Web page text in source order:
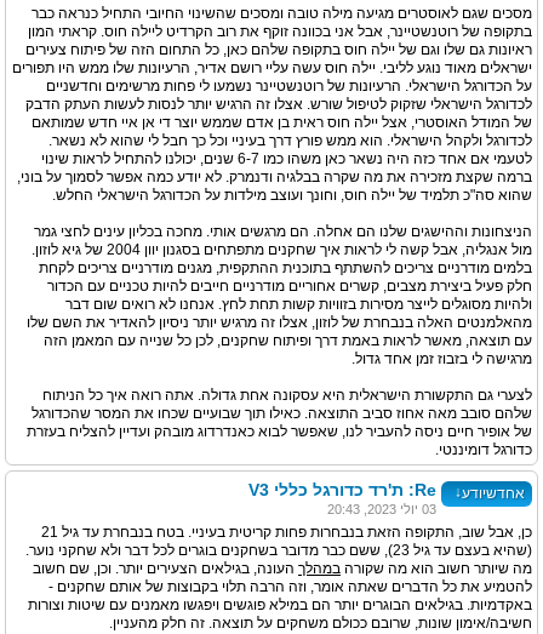
מסכים שגם לאוסטרים מגיעה מילה טובה ומסכים שהשינוי החיובי התחיל כנראה כבר
בתקופה של רוטנשטיינר, אבל אני בכוונה זוקף את רוב הקרדיט ליילה חוס. קראתי המון
ראיונות גם שלו וגם של יילה חוס בתקופה שלהם כאן, כל התחום הזה של פיתוח צעירים
ישראלים מאוד נוגע לליבי. יילה חוס עשה עליי רושם אדיר, הרעיונות שלו ממש היו תפורים
על הכדורגל הישראלי. הרעיונות של רוטנשטיינר נשמעו לי פחות מרשימים וחדשניים
לכדורגל הישראלי שזקוק לטיפול שורש. אצלו זה הרגיש יותר לנסות לעשות העתק הדבק
של המודל האוסטרי, אצל יילה חוס ראית בן אדם שממש יוצר די אן איי חדש שמותאם
לכדורגל ולקהל הישראלי. הוא ממש פורץ דרך בעיניי וכל כך חבל לי שהוא לא נשאר.
לטעמי אם אחד כזה היה נשאר כאן משהו כמו 6-7 שנים, יכולנו להתחיל לראות שינוי
ברמה שקצת מזכירה את מה שקרה בבלגיה ודנמרק. לא יודע כמה אפשר לסמוך על בוני,
שהוא סה"כ תלמיד של יילה חוס, וחונך ועוצב מילדות על הכדורגל הישראלי החלש.
הניצחונות וההישגים שלנו הם אחלה. הם מרגשים אותי. מחכה בכליון עינים לחצי גמר
מול אנגליה, אבל קשה לי לראות איך שחקנים מתפתחים בסגנון יוון 2004 של גיא לוזון.
בלמים מודרניים צריכים להשתתף בתוכנית ההתקפית, מגנים מודרניים צריכים לקחת
חלק פעיל ביצירת מצבים, קשרים אחוריים מודרניים חייבים להיות טכניים עם הכדור
ולהיות מסוגלים לייצר מסירות בזוויות קשות תחת לחץ. אנחנו לא רואים שום דבר
מהאלמנטים האלה בנבחרת של לוזון, אצלו זה מרגיש יותר ניסיון להאדיר את השם שלו
עם תוצאה, מאשר לראות באמת דרך ופיתוח שחקנים, לכן כל שנייה עם המאמן הזה
מרגישה לי בזבוז זמן אחד גדול.
לצערי גם התקשורת הישראלית היא עסקונה אחת גדולה. אתה רואה איך כל הניתוח
שלהם סובב מאה אחוז סביב התוצאה. כאילו תוך שבועיים שכחו את המסר שהכדורגל
של אופיר חיים ניסה להעביר לנו, שאפשר לבוא כאנדרדוג מובהק ועדיין להצליח בעזרת
כדורגל דומיננטי.
אחדשיודע↓ Re: ת'רד כדורגל כללי V3
03 יולי 2023, 20:43
כן, אבל שוב, התקופה הזאת בנבחרות פחות קריטית בעיניי. בטח בנבחרת עד גיל 21
(שהיא בעצם עד גיל 23), ששם כבר מדובר בשחקנים בוגרים לכל דבר ולא שחקני נוער.
מה שיותר חשוב הוא מה שקורה במהלך העונה, בגילאים הצעירים יותר. וכן, שם חשוב
להטמיע את כל הדברים שאתה אומר, וזה הרבה תלוי בקבוצות של אותם שחקנים -
באקדמיות. בגילאים הבוגרים יותר הם במילא פוגשים ויפגשו מאמנים עם שיטות וצורות
חשיבה/אימון שונות, שרובם ככולם משחקים על תוצאה. זה חלק מהעניין.